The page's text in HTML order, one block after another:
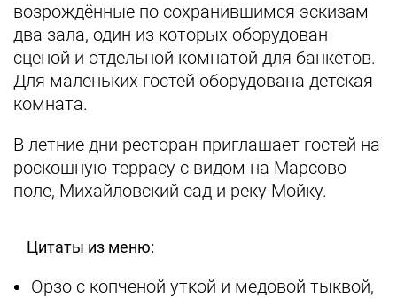
возрождённые по сохранившимся эскизам
два зала, один из которых оборудован
сценой и отдельной комнатой для банкетов.
Для маленьких гостей оборудована детская
комната.
В летние дни ресторан приглашает гостей на
роскошную террасу с видом на Марсово
поле, Михайловский сад и реку Мойку.
Цитаты из меню:
Орзо с копченой уткой и медовой тыквой,